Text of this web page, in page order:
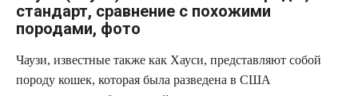
стандарт, сравнение с похожими
породами, фото
Чаузи, известные также как Хауси, представляют собой
породу кошек, которая была разведена в США